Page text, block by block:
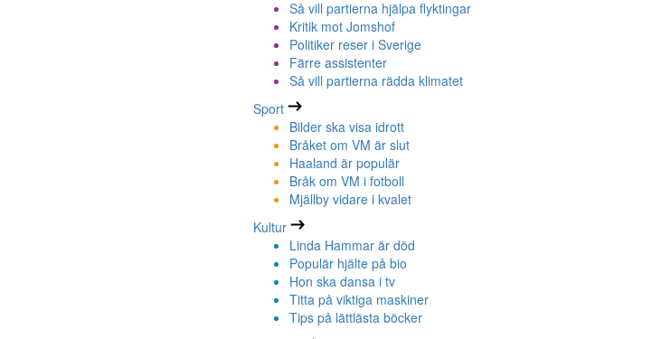
Så vill partierna hjälpa flyktingar
Kritik mot Jomshof
Politiker reser i Sverige
Färre assistenter
Så vill partierna rädda klimatet
Sport
Bilder ska visa idrott
Bråket om VM är slut
Haaland är populär
Bråk om VM i fotboll
Mjällby vidare i kvalet
Kultur
Linda Hammar är död
Populär hjälte på bio
Hon ska dansa i tv
Titta på viktiga maskiner
Tips på lättlästa böcker